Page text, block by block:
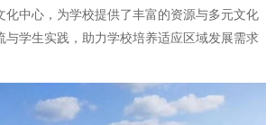
化中心，为学校提供了丰富的资源与多元文化
与学生实践，助力学校培养适应区域发展需求